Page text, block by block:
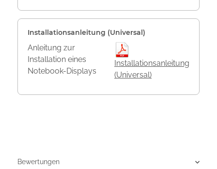
Installationsanleitung (Universal)
Anleitung zur
Installation eines
Notebook-Displays
Installationsanleitung
(Universal)
Bewertungen